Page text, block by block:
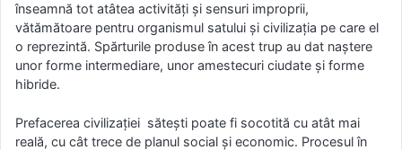
înseamnă tot atâtea activităţi şi sensuri improprii,
vătămătoare pentru organismul satului şi civilizaţia pe care el
o reprezintă. Spărturile produse în acest trup au dat naştere
unor forme intermediare, unor amestecuri ciudate şi forme
hibride.
Prefacerea civilizaţiei săteşti poate fi socotită cu atât mai
reală, cu cât trece de planul social şi economic. Procesul în